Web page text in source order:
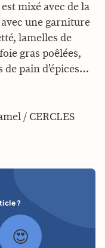
mixé avec de la
une garniture
lamelles de
gras poêlées,
pain d’épices…
/ CERCLES
?
😍